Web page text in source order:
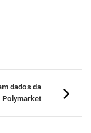
dados da
Polymarket